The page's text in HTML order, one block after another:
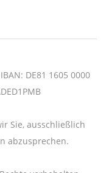
DE81 1605 0000
Sie, ausschließlich
abzusprechen.